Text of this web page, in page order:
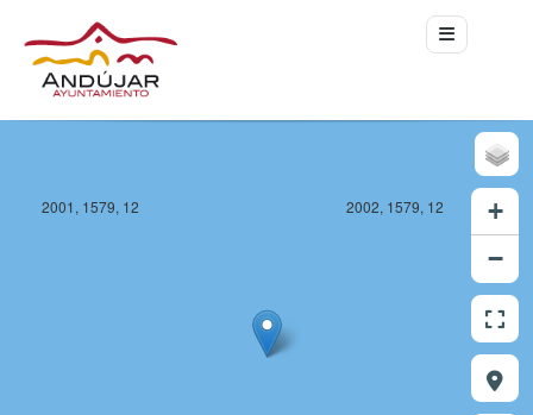
2001, 1579, 12 2002, 1579, 12
+
−